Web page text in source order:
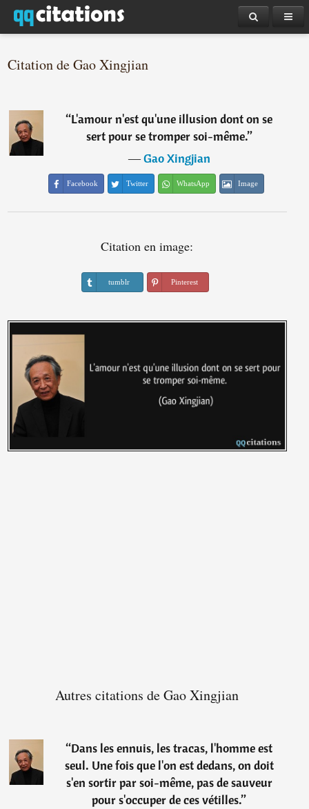
Citation de Gao Xingjian
“L'amour n'est qu'une illusion dont on se
sert pour se tromper soi-même.”
―Gao Xingjian
Facebook Twitter WhatsApp Image
Citation en image:
tumblr Pinterest
Autres citations de Gao Xingjian
“Dans les ennuis, les tracas, l'homme est
seul. Une fois que l'on est dedans, on doit
s'en sortir par soi-même, pas de sauveur
pour s'occuper de ces vétilles.”